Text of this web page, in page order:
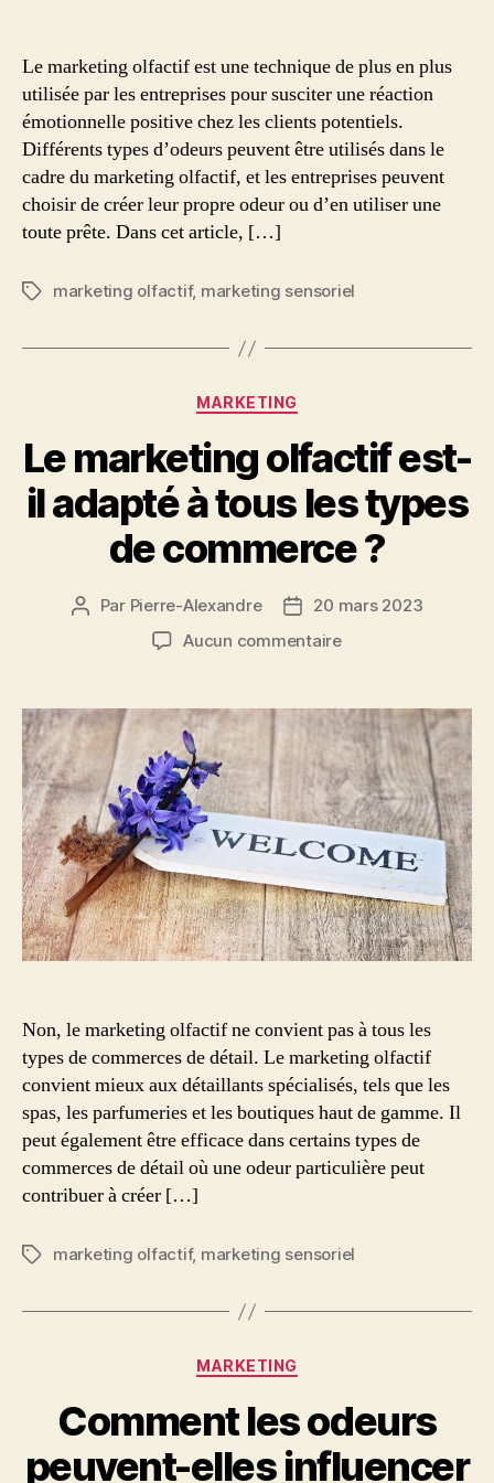
Le marketing olfactif est une technique de plus en plus
utilisée par les entreprises pour susciter une réaction
émotionnelle positive chez les clients potentiels.
Différents types d’odeurs peuvent être utilisés dans le
cadre du marketing olfactif, et les entreprises peuvent
choisir de créer leur propre odeur ou d’en utiliser une
toute prête. Dans cet article, […]
Étiquettes
marketing olfactif, marketing sensoriel
Catégories
MARKETING
Le marketing olfactif est-
il adapté à tous les types
de commerce ?
Auteur
Par Pierre-Alexandre
Date20 mars 2023
Aucun commentairesur
olfactif
est-
adapté
à
tous
les
types
de
commerce
?
Non, le marketing olfactif ne convient pas à tous les
types de commerces de détail. Le marketing olfactif
convient mieux aux détaillants spécialisés, tels que les
spas, les parfumeries et les boutiques haut de gamme. Il
peut également être efficace dans certains types de
commerces de détail où une odeur particulière peut
contribuer à créer […]
Étiquettes
marketing olfactif, marketing sensoriel
Catégories
MARKETING
Comment les odeurs
peuvent-elles influencer